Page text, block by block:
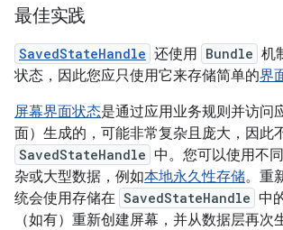
最佳实践
SavedStateHandle 还使用 Bundle 机
状态，因此您应只使用它来存储简单的界
屏幕界面状态是通过应用业务规则并访问
面）生成的，可能非常复杂且庞大，因此
SavedStateHandle 中。您可以使用不
杂或大型数据，例如本地永久性存储。重
统会使用存储在 SavedStateHandle 中
（如有）重新创建屏幕，并从数据层再次